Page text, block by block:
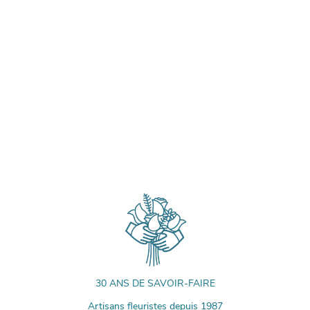
30 ANS DE SAVOIR-FAIRE
Artisans fleuristes depuis 1987